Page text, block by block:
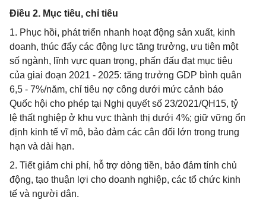
Điều 2. Mục tiêu, chỉ tiêu
1. Phục hồi, phát triển nhanh hoạt động sản xuất, kinh
doanh, thúc đẩy các động lực tăng trưởng, ưu tiên một
số ngành, lĩnh vực quan trọng, phấn đấu đạt mục tiêu
của giai đoạn 2021 - 2025: tăng trưởng GDP bình quân
6,5 - 7%/năm, chỉ tiêu nợ công dưới mức cảnh báo
Quốc hội cho phép tại Nghị quyết số 23/2021/QH15, tỷ
lệ thất nghiệp ở khu vực thành thị dưới 4%; giữ vững ổn
định kinh tế vĩ mô, bảo đảm các cân đối lớn trong trung
hạn và dài hạn.
2. Tiết giảm chi phí, hỗ trợ dòng tiền, bảo đảm tính chủ
động, tạo thuận lợi cho doanh nghiệp, các tổ chức kinh
tế và người dân.